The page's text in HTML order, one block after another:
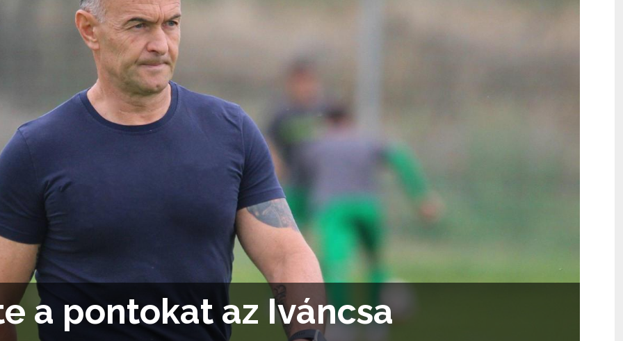
a pontokat az Iváncsa